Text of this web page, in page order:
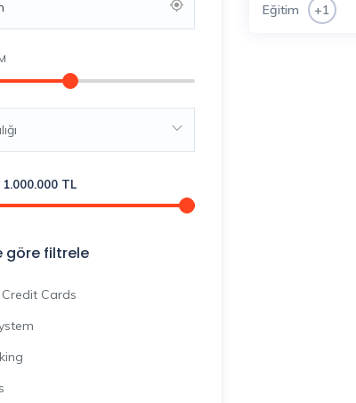
1.000.000 TL
göre filtrele
Cards
Eğitim +1